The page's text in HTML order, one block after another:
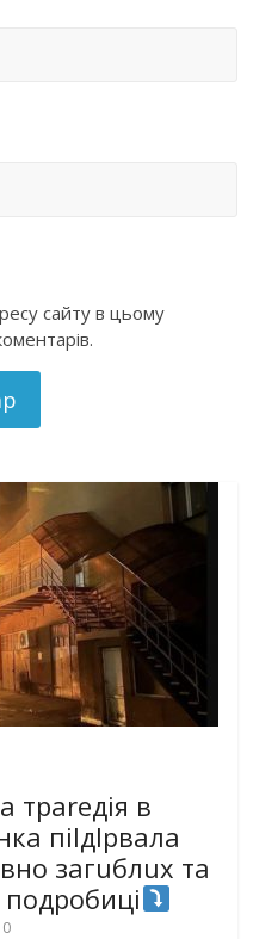
сайту в цьому
траrедія в
піlдlрвала
загuблuх та
0